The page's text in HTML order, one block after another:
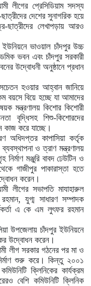
লীগের প্রেসিডিয়াম সদস্য
দেশের সুনাগরিক হয়ে
ছাত্রীদের লেখাপড়ায় আরও
ভাওয়াল চাঁদপুর উচ্চ
ভবন এবং চাঁদপুর সরকারী
উদ্বোধনী অনুষ্ঠানে প্রধান
সচেতন হওয়ার আহ্বান জানিয়ে
বয়সে বিয়ে হচ্ছে যা আমাদের
মন্ত্রণালয় কিশোর কিশোরী
বৃদ্ধিসহ শিশু-কিশোরদের
করে যাচ্ছে।
অধিদপ্তর কাপাসিয়া কর্তৃক
ও ত্রাণ মন্ত্রণালয়
মঞ্জুরি বাবদ ঢেউটিন ও
গাজীপুর পাকারাস্তা হতে
করেন।
লীগের সভাপতি মাযাহারুল
যুগ্ম সাধারণ সম্পাদক
এ কে এম লুৎফর রহমান
উপজেলায় চাঁদপুর ইউনিয়নে
উদ্বোধন করেন।
লীগ সরকার গঠনের পর মা ও
শুরু করে। কিন্তু ২০০১
ক্লিনিকের কার্যক্রম
বেশি কমিউনিটি ক্লিনিক